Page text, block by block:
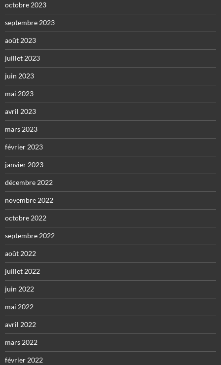
octobre 2023
septembre 2023
août 2023
juillet 2023
juin 2023
mai 2023
avril 2023
mars 2023
février 2023
janvier 2023
décembre 2022
novembre 2022
octobre 2022
septembre 2022
août 2022
juillet 2022
juin 2022
mai 2022
avril 2022
mars 2022
février 2022